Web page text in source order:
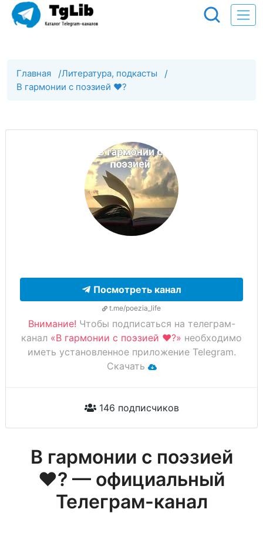
Главная /Литература, подкасты /
В гармонии с поэзией ❤️?
Посмотреть канал
t.me/poezia_life
Внимание! Чтобы подписаться на телеграм-
канал «В гармонии с поэзией ❤️?» необходимо
иметь установленное приложение Telegram.
Скачать
146 подписчиков
В гармонии с поэзией
❤️? — официальный
Телеграм-канал